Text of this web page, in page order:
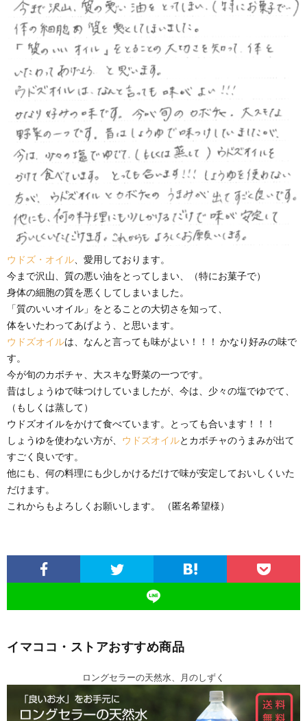
ウドズ・オイル 、愛用しております。
今まで沢山、質の悪い油をとってしまい、（特にお菓子で）
身体の細胞の質を悪くしてしまいました。
「質のいいオイル」をとることの大切さを知って、
体をいたわってあげよう、と思います。
ウドズオイルは、なんと言っても味がよい！！！ かなり好みの味で
す。
今が旬のカボチャ、大スキな野菜の一つです。
昔はしょうゆで味つけしていましたが、今は、少々の塩でゆでて、
（もしくは蒸して）
ウドズオイルをかけて食べています。とっても合います！！！
しょうゆを使わない方が、 ウドズオイルとカボチャのうまみが出て
すごく良いです。
他にも、何の料理にも少しかけるだけで味が安定しておいしくいた
だけます。
これからもよろしくお願いします。 （匿名希望様）
イマココ・ストアおすすめ商品
ロングセラーの天然水、月のしずく